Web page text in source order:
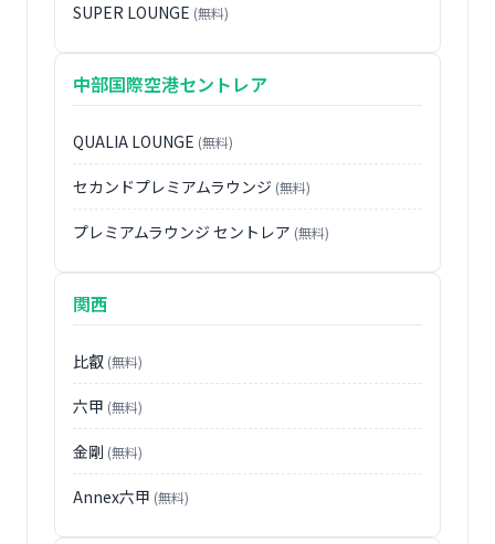
SUPER LOUNGE (無料)
中部国際空港セントレア
QUALIA LOUNGE (無料)
セカンドプレミアムラウンジ (無料)
プレミアムラウンジ セントレア (無料)
関西
比叡 (無料)
六甲 (無料)
金剛 (無料)
Annex六甲 (無料)